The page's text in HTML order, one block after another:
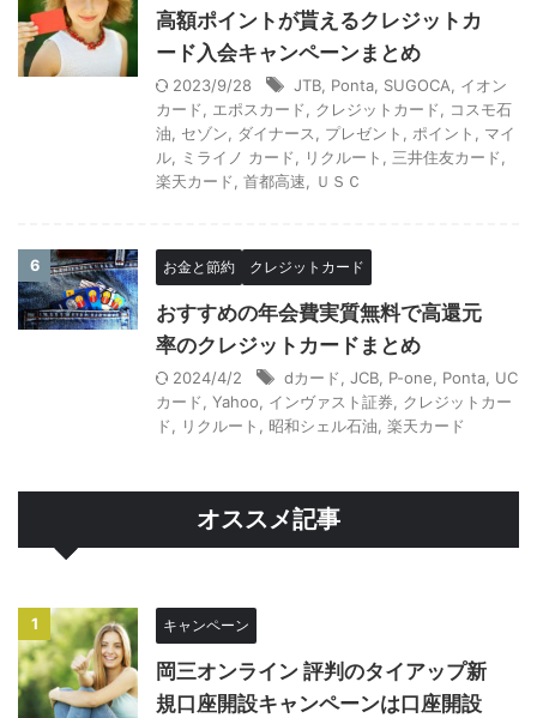
高額ポイントが貰えるクレジットカ
ード入会キャンペーンまとめ
2023/9/28 JTB Ponta SUGOCA
イオン
カード
エポスカード クレジットカード
コスモ石
油
セゾン ダイナース プレゼント ポイント
マイ
ル
ミライノ カード リクルート 三井住友カード
楽天カード
首都高速 ＵＳＣ
6 お金と節約 クレジットカード
おすすめの年会費実質無料で高還元
率のクレジットカードまとめ
2024/4/2 dカード JCB P-one Ponta UC
カード
Yahoo インヴァスト証券
クレジットカー
ド
リクルート 昭和シェル石油 楽天カード
オススメ記事
1 キャンペーン
岡三オンライン 評判のタイアップ新
規口座開設キャンペーンは口座開設